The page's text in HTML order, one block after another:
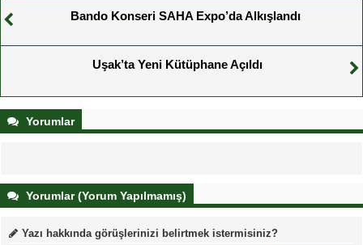
Bando Konseri SAHA Expo’da Alkışlandı
Uşak’ta Yeni Kütüphane Açıldı
Yorumlar
Yorumlar (Yorum Yapılmamış)
Yazı hakkında görüşlerinizi belirtmek istermisiniz?